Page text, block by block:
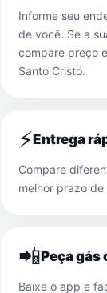
Informe seu
de você. Se a
compare preço
Santo Cristo.
⚡Entrega
Compare
melhor prazo
📲Peça gás
Baixe o app e